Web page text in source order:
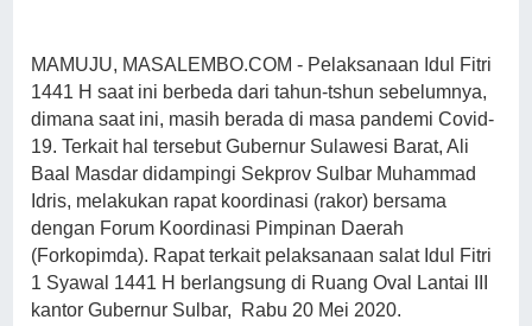
MAMUJU, MASALEMBO.COM - Pelaksanaan Idul Fitri
1441 H saat ini berbeda dari tahun-tshun sebelumnya,
dimana saat ini, masih berada di masa pandemi Covid-
19. Terkait hal tersebut Gubernur Sulawesi Barat, Ali
Baal Masdar didampingi Sekprov Sulbar Muhammad
Idris, melakukan rapat koordinasi (rakor) bersama
dengan Forum Koordinasi Pimpinan Daerah
(Forkopimda). Rapat terkait pelaksanaan salat Idul Fitri
1 Syawal 1441 H berlangsung di Ruang Oval Lantai III
kantor Gubernur Sulbar, Rabu 20 Mei 2020.